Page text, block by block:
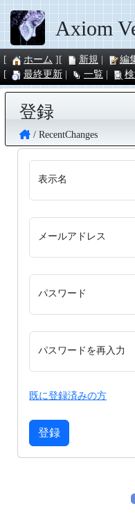
Axiom
ホーム 新規 編
最終更新
一覧
登録
RecentChanges
表示名
メールアドレス
パスワード
パスワードを再入力
既に登録済みの方
登録